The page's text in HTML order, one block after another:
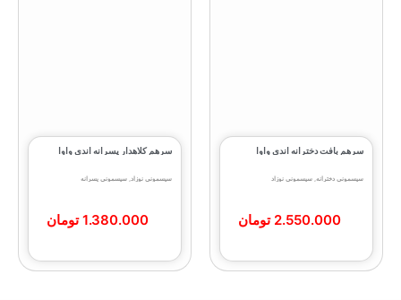
سرهم بافت دخترانه اندی واوا
سیسمونی دخترانه سیسمونی نوزاد
2.550.000 تومان
سرهم کلاهدار پسرانه اندی واوا
سیسمونی نوزاد سیسمونی پسرانه
1.380.000 تومان